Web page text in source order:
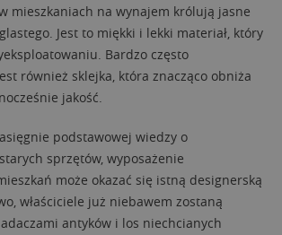
mieszkaniach na wynajem królują jasne
Jest to miękki i lekki materiał, który
Bardzo często
również sklejka, która znacząco obniża
jakość.
podstawowej wiedzy o
sprzętów, wyposażenie
może okazać się istną designerską
właściciele już niebawem zostaną
antyków i los niechcianych